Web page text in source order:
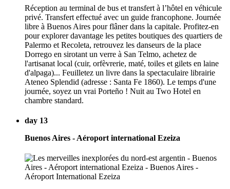
Réception au terminal de bus et transfert à l’hôtel en véhicule
privé. Transfert effectué avec un guide francophone. Journée
libre à Buenos Aires pour flâner dans la capitale. Profitez-en
pour explorer davantage les petites boutiques des quartiers de
Palermo et Recoleta, retrouvez les danseurs de la place
Dorrego en sirotant un verre à San Telmo, achetez de
l'artisanat local (cuir, orfèvrerie, maté, toiles et gilets en laine
d'alpaga)... Feuilletez un livre dans la spectaculaire librairie
Ateneo Splendid (adresse : Santa Fe 1860). Le temps d'une
journée, soyez un vrai Porteño ! Nuit au Two Hotel en
chambre standard.
day 13
Buenos Aires - Aéroport international Ezeiza